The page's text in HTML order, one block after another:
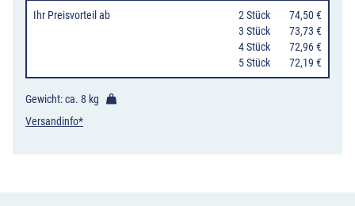
oder
5000
mm
Höhe
Ihr Preisvorteil ab 2 Stück
74,50 €
3 Stück
73,73 €
4 Stück
72,96 €
5 Stück 72,19 €
Gewicht: ca. 8 kg
Versandinfo*